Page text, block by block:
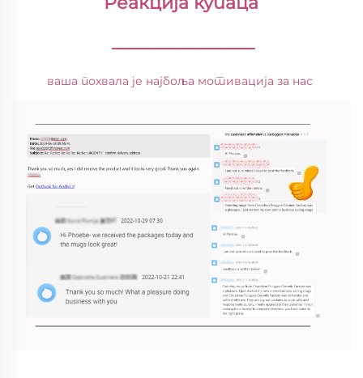
________________
ваша похвала је најбоља мотивација за нас